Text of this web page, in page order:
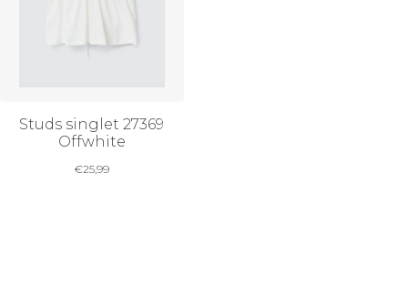
Studs singlet 27369
Offwhite
€25,99